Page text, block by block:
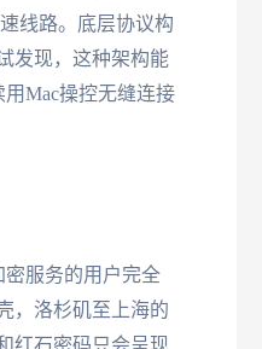
线路。底层协议构
发现，这种架构能
Mac操控无缝连接
服务的用户完全
，洛杉矶至上海的
红石密码只会呈现